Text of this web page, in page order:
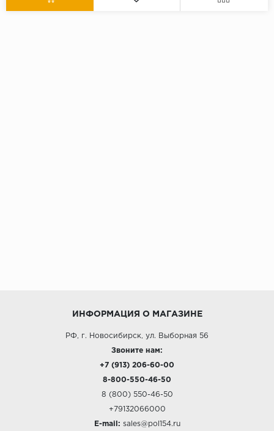
ИНФОРМАЦИЯ О МАГАЗИНЕ
РФ, г. Новосибирск, ул. Выборная 56
Звоните нам:
+7 (913) 206-60-00
8-800-550-46-50
8 (800) 550-46-50
+79132066000
E-mail: sales@pol154.ru